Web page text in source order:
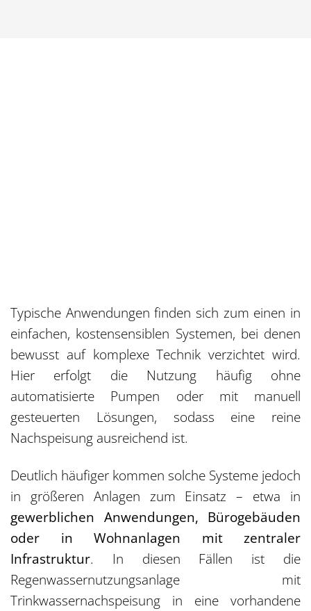
Typische Anwendungen finden sich zum einen in
einfachen, kostensensiblen Systemen, bei denen
bewusst auf komplexe Technik verzichtet wird.
Hier erfolgt die Nutzung häufig ohne
automatisierte Pumpen oder mit manuell
gesteuerten Lösungen, sodass eine reine
Nachspeisung ausreichend ist.
Deutlich häufiger kommen solche Systeme jedoch
in größeren Anlagen zum Einsatz – etwa in
gewerblichen Anwendungen, Bürogebäuden
oder in Wohnanlagen mit zentraler
Infrastruktur. In diesen Fällen ist die
Regenwassernutzungsanlage mit
Trinkwassernachspeisung in eine vorhandene